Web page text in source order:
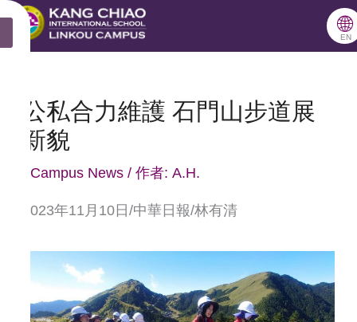
🌐
EN
公私合力維護 石門山步道展
新貌
Campus News/ 作者: A.H.
2023年11月10日/中華日報/林有清